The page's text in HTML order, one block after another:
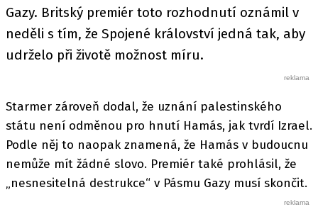
Gazy. Britský premiér toto rozhodnutí oznámil v
neděli s tím, že Spojené království jedná tak, aby
udrželo při životě možnost míru.
Starmer zároveň dodal, že uznání palestinského
státu není odměnou pro hnutí Hamás, jak tvrdí Izrael.
Podle něj to naopak znamená, že Hamás v budoucnu
nemůže mít žádné slovo. Premiér také prohlásil, že
„nesnesitelná destrukce“ v Pásmu Gazy musí skončit.